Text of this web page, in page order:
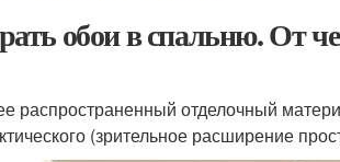
обои в спальню. От
распространенный отделочный
(зрительное расширение